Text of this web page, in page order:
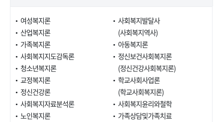
여성복지론
산업복지론
가족복지론
사회복지지도감독론
청소년복지론
교정복지론
정신건강론
사회복지자료분석론
노인복지론
사회복지발달사
(사회복지역사)
아동복지론
정신보건사회복지론
(정신건강사회복지론)
학교사회사업론
(학교사회복지론)
사회복지윤리와철학
가족상담및가족치료